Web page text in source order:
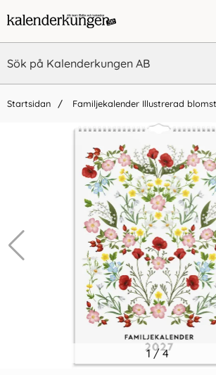
Startsidan Familjekalender Illustrerad
Vi
Indexflikar och Frixion clicker
svart
1/4